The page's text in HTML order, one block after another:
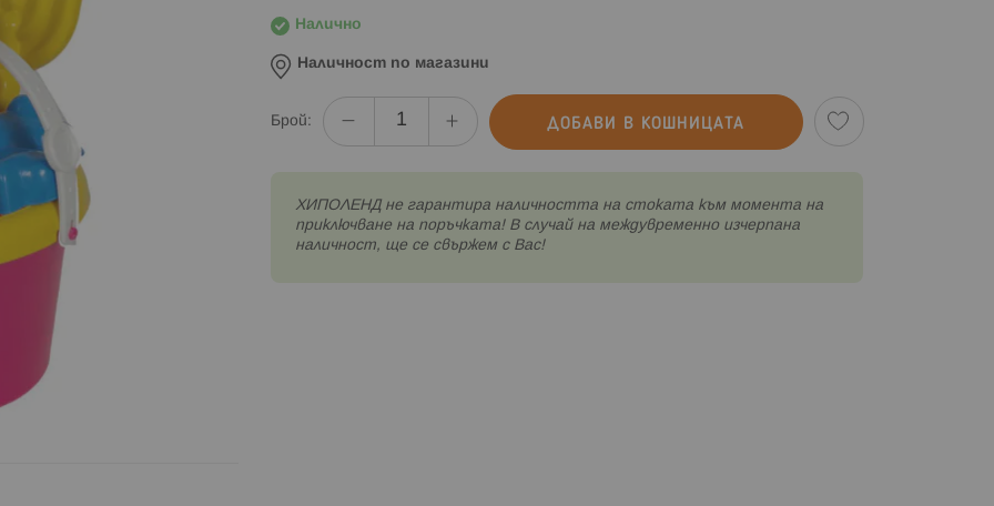
Налично
Наличност по магазини
Брой: ДОБАВИ В КОШНИЦАТА
XИПОЛЕНД не гарантира наличността на стоката към момента на
приключване на поръчката! В случай на междувременно изчерпана
наличност, ще се свържем с Вас!